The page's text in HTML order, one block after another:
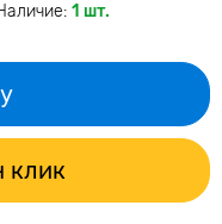
1 шт.
клик